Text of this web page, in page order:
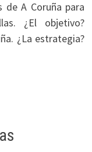
A Coruña para
¿El objetivo?
¿La estrategia?